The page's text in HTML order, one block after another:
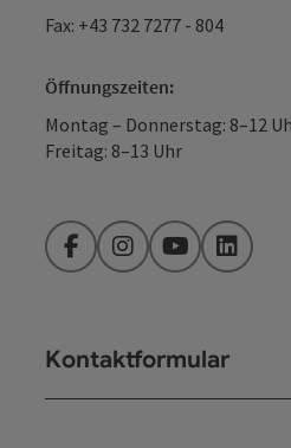
Fax: +43 732 7277 - 804
Öffnungszeiten:
Montag – Donnerstag: 8–12
Freitag: 8–13 Uhr
FacebookInstagramYouTubeLinkedIn
Kontaktformular